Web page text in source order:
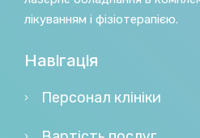
лікуванням і фізіотерапією.
Навігація
Персонал клініки